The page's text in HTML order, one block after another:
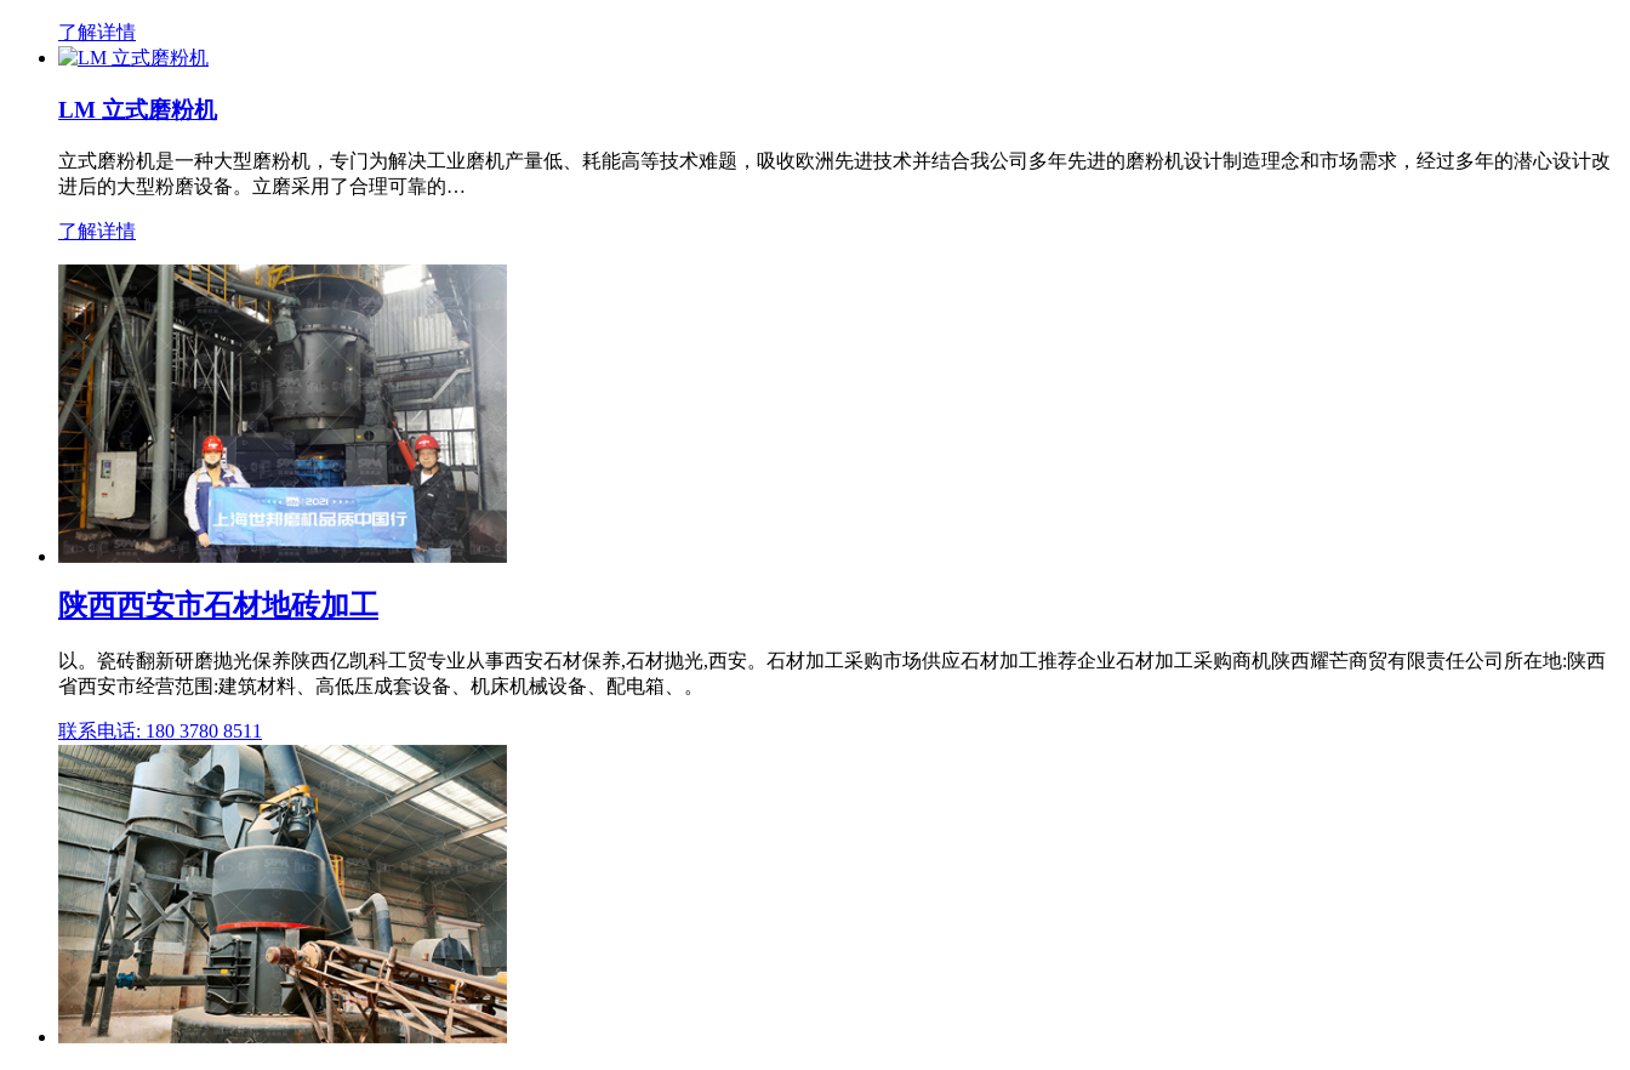
了解详情
LM 立式磨粉机
立式磨粉机是一种大型磨粉机，专门为解决工业磨机产量低、耗能高等技术难题，吸收欧洲先进技术并结合我公司多年先进的磨粉机设计制造理念和市场需求，经过多年的潜心设计改
进后的大型粉磨设备。立磨采用了合理可靠的…
了解详情
陕西西安市石材地砖加工
以。瓷砖翻新研磨抛光保养陕西亿凯科工贸专业从事西安石材保养,石材抛光,西安。石材加工采购市场供应石材加工推荐企业石材加工采购商机陕西耀芒商贸有限责任公司所在地:陕西
省西安市经营范围:建筑材料、高低压成套设备、机床机械设备、配电箱、。
联系电话: 180 3780 8511